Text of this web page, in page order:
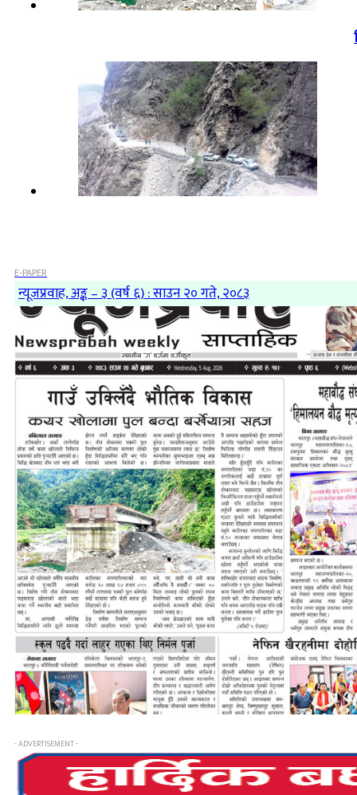
E-PAPER
न्यूजप्रवाह, अङ्क – ३ (वर्ष ६) : साउन २० गते, २०८३
- ADVERTISEMENT -